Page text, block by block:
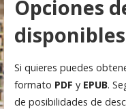
Opciones
disponibles
Si quieres puedes
formato PDF y EPUB.
de posibilidades de